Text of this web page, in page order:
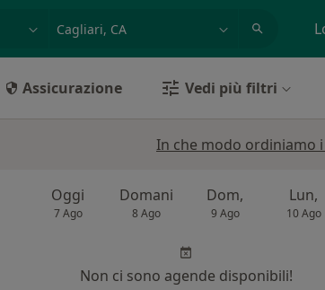
Assicurazione Vedi più filtri
In che modo ordiniamo
Oggi
7 Ago
Domani
8 Ago
Dom,
9 Ago
Lun,
10 Ago
Non ci sono agende disponibili!